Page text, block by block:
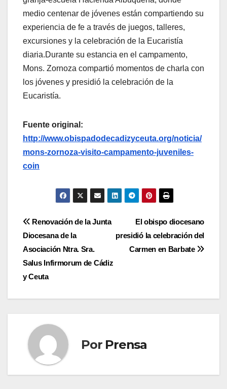
medio centenar de jóvenes están compartiendo su
experiencia de fe a través de juegos, talleres,
excursiones y la celebración de la Eucaristía
diaria.Durante su estancia en el campamento,
Mons. Zornoza compartió momentos de charla con
los jóvenes y presidió la celebración de la
Eucaristía.
Fuente original:
http://www.obispadodecadizyceuta.org/noticia/
mons-zornoza-visito-campamento-juveniles-
coin
Navegación
de
entradas
El obispo diocesano
presidió la celebración del
Carmen en Barbate
Renovación de la Junta
Diocesana de la
Asociación Ntra. Sra.
Salus Infirmorum de Cádiz
y Ceuta
Por Prensa